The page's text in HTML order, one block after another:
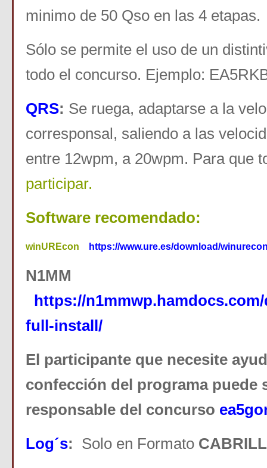
minimo de 50 Qso en las 4 etapas.
Sólo se permite el uso de un
todo el concurso. Ejemplo:
QRS: Se ruega, adaptarse a la
corresponsal, saliendo a las
entre 12wpm, a 20wpm. Para que
participar.
Software recomendado:
winUREcon https://www.ure.es/download/
N1MM
https://
full-install/
El participante que necesite
confección del programa puede
responsable del concurso
Log´s: Solo en Formato